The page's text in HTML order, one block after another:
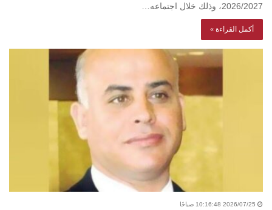
2026/2027، وذلك خلال اجتماعه…
أكمل القراءة »
2026/07/25 10:16:48 صباحًا